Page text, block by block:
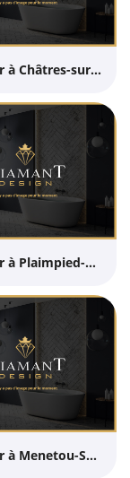
Carreleur à Châtres-sur-Cher
Carreleur à Plaimpied-Givaudins
Carreleur à Menetou-Salon